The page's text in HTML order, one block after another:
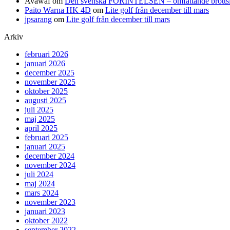
Paito Warna HK 4D om Lite golf från december till mars
jpsarang om Lite golf från december till mars
Arkiv
februari 2026
januari 2026
december 2025
november 2025
oktober 2025
augusti 2025
juli 2025
maj 2025
april 2025
februari 2025
januari 2025
december 2024
november 2024
juli 2024
maj 2024
mars 2024
november 2023
januari 2023
oktober 2022